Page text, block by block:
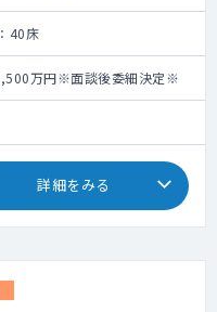
40床
万円※面談後委細決定※
詳細をみる